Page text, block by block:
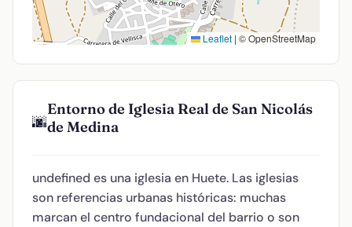
Leaflet | © OpenStreetMap
🌆
Entorno de Iglesia Real de San Nicolás
de Medina
undefined es una iglesia en Huete. Las iglesias
son referencias urbanas históricas: muchas
marcan el centro fundacional del barrio o son